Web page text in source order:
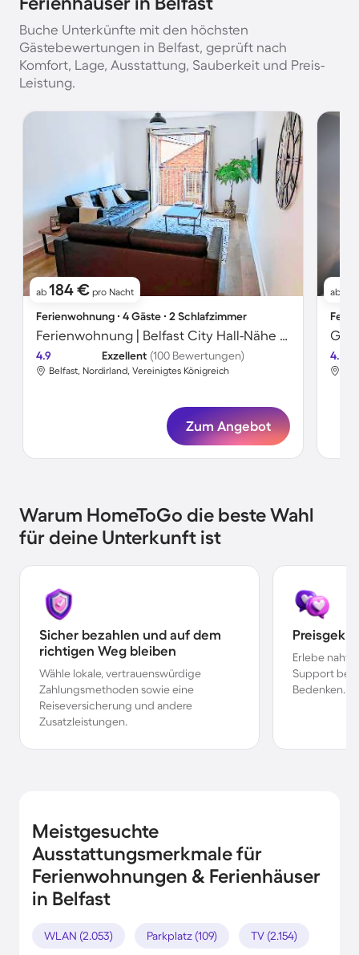
Buche Unterkünfte mit den höchsten
Gästebewertungen in Belfast, geprüft nach
Komfort, Lage, Ausstattung, Sauberkeit und Preis-
Leistung.
ab 184 € pro Nacht
Ferienwohnung ∙ 4 Gäste ∙ 2 Schlafzimmer
Ferienwohnung | Belfast City Hall-Nähe | Stadtblick
4.9 Exzellent (100 Bewertungen)
Belfast, Nordirland, Vereinigtes Königreich
Zum Angebot
ab
4.6
Warum HomeToGo die beste Wahl
für deine Unterkunft ist
Sicher bezahlen und auf dem
richtigen Weg bleiben
Wähle lokale, vertrauenswürdige
Zahlungsmethoden sowie eine
Reiseversicherung und andere
Zusatzleistungen.
Erlebe
Support bei
Bedenken.
Meistgesuchte
Ausstattungsmerkmale für
Ferienwohnungen & Ferienhäuser
in Belfast
WLAN (2.053) Parkplatz (109) TV (2.154)